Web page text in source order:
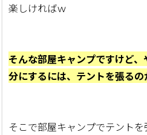
楽しければｗ
そんな部屋キャンプですけど
分にするには、テントを張るの
そこで部屋キャンプでテント